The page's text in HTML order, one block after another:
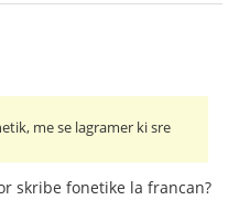
me se lagramer ki sre
skribe fonetike la francan?